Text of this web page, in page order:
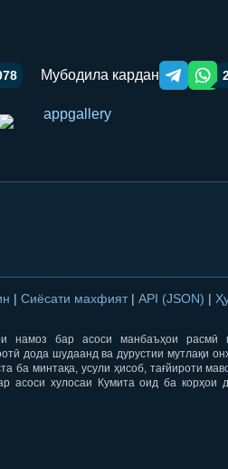
Мубодила кардан Telegram
| Сиёсати махфият | API (JSON) |
намоз бар асоси манбаъҳои расмӣ
дода шудаанд ва дурустии мутлақи
ба минтақа, усули ҳисоб, тағйироти
асоси хулосаи Кумита оид ба корҳои